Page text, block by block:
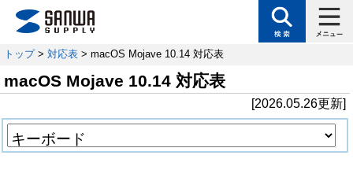
トップ> 対応表 > macOS Mojave 10.14 対応表
macOS Mojave 10.14 対応表
[2026.05.26更新]